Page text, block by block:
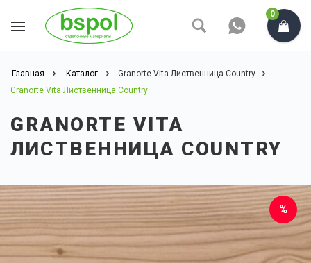
0
Главная Каталог
Granorte Vita Лиственница Country
Granorte Vita Лиственница Country
GRANORTE VITA
ЛИСТВЕННИЦА COUNTRY